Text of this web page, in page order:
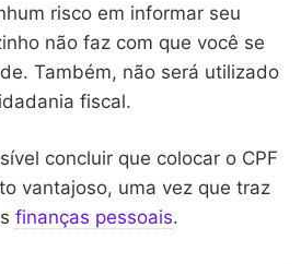
risco em informar seu
não faz com que você se
Também, não será utilizado
fiscal.
concluir que colocar o CPF
vantajoso, uma vez que traz
finanças pessoais.